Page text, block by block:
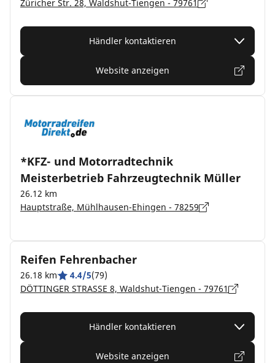
Züricher Str. 28, Waldshut-Tiengen - 79761
Händler kontaktieren
Website anzeigen
*KFZ- und Motorradtechnik
Meisterbetrieb Fahrzeugtechnik Müller
26.12 km
Hauptstraße, Mühlhausen-Ehingen - 78259
Reifen Fehrenbacher
26.18 km 4.4/5(79)
DÖTTINGER STRASSE 8, Waldshut-Tiengen - 79761
Händler kontaktieren
Website anzeigen